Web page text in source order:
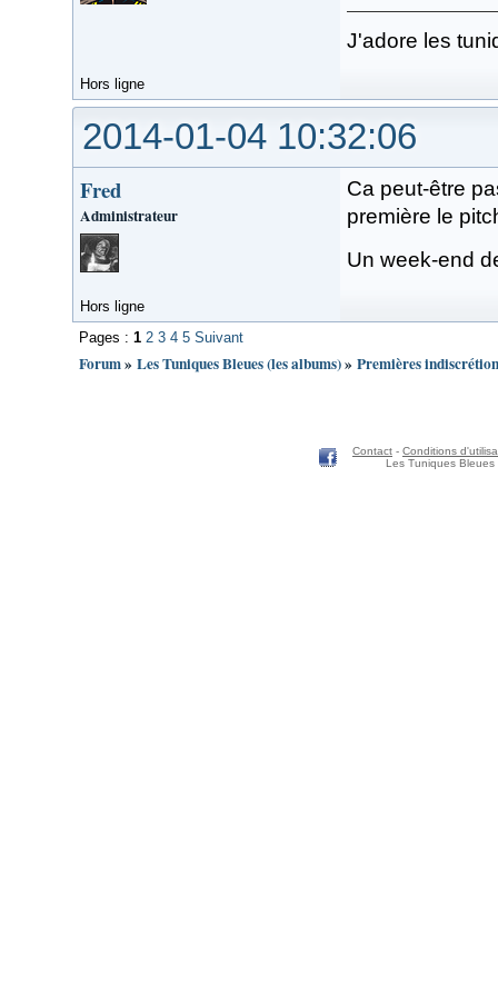
J'adore les
Hors ligne
2014-01-04 10:32:06
Fred
Administrateur
Ca peut-être
première le
Un week-end
Hors ligne
Pages : 1 2 3 4 5 Suivant
Forum» Les Tuniques Bleues (les albums)» Premières
Contact - Conditions
Les Tuniques